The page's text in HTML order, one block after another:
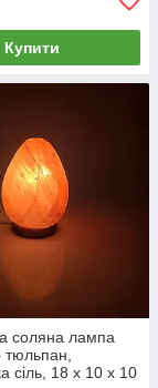
Купити
соляна лампа
сіль, 18 х 10 х 10